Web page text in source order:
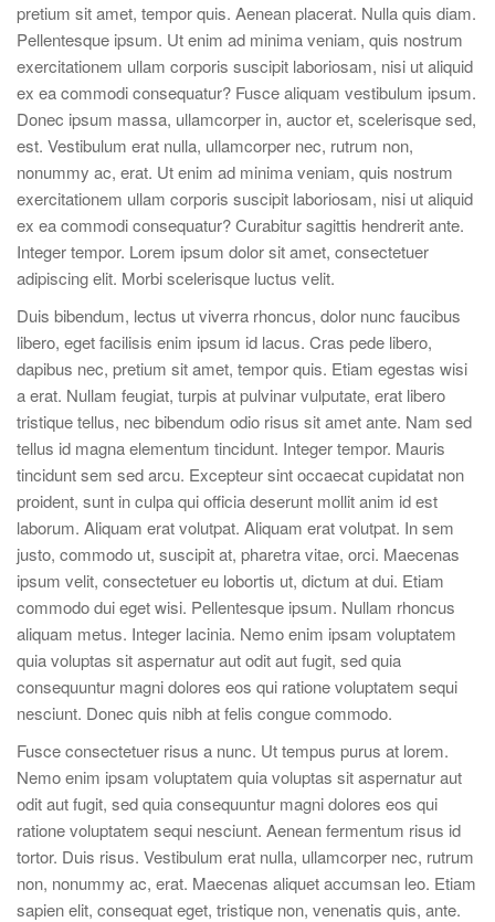
pretium sit amet, tempor quis. Aenean placerat. Nulla quis diam.
Pellentesque ipsum. Ut enim ad minima veniam, quis nostrum
exercitationem ullam corporis suscipit laboriosam, nisi ut aliquid
ex ea commodi consequatur? Fusce aliquam vestibulum ipsum.
Donec ipsum massa, ullamcorper in, auctor et, scelerisque sed,
est. Vestibulum erat nulla, ullamcorper nec, rutrum non,
nonummy ac, erat. Ut enim ad minima veniam, quis nostrum
exercitationem ullam corporis suscipit laboriosam, nisi ut aliquid
ex ea commodi consequatur? Curabitur sagittis hendrerit ante.
Integer tempor. Lorem ipsum dolor sit amet, consectetuer
adipiscing elit. Morbi scelerisque luctus velit.
Duis bibendum, lectus ut viverra rhoncus, dolor nunc faucibus
libero, eget facilisis enim ipsum id lacus. Cras pede libero,
dapibus nec, pretium sit amet, tempor quis. Etiam egestas wisi
a erat. Nullam feugiat, turpis at pulvinar vulputate, erat libero
tristique tellus, nec bibendum odio risus sit amet ante. Nam sed
tellus id magna elementum tincidunt. Integer tempor. Mauris
tincidunt sem sed arcu. Excepteur sint occaecat cupidatat non
proident, sunt in culpa qui officia deserunt mollit anim id est
laborum. Aliquam erat volutpat. Aliquam erat volutpat. In sem
justo, commodo ut, suscipit at, pharetra vitae, orci. Maecenas
ipsum velit, consectetuer eu lobortis ut, dictum at dui. Etiam
commodo dui eget wisi. Pellentesque ipsum. Nullam rhoncus
aliquam metus. Integer lacinia. Nemo enim ipsam voluptatem
quia voluptas sit aspernatur aut odit aut fugit, sed quia
consequuntur magni dolores eos qui ratione voluptatem sequi
nesciunt. Donec quis nibh at felis congue commodo.
Fusce consectetuer risus a nunc. Ut tempus purus at lorem.
Nemo enim ipsam voluptatem quia voluptas sit aspernatur aut
odit aut fugit, sed quia consequuntur magni dolores eos qui
ratione voluptatem sequi nesciunt. Aenean fermentum risus id
tortor. Duis risus. Vestibulum erat nulla, ullamcorper nec, rutrum
non, nonummy ac, erat. Maecenas aliquet accumsan leo. Etiam
sapien elit, consequat eget, tristique non, venenatis quis, ante.